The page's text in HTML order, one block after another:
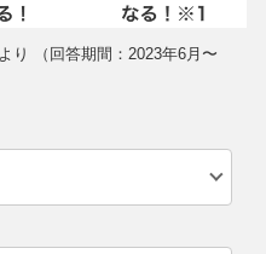
り （回答期間：2023年6月〜